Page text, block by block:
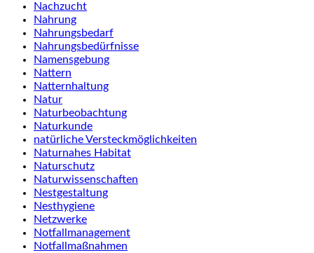
Nachzucht
Nahrung
Nahrungsbedarf
Nahrungsbedürfnisse
Namensgebung
Nattern
Natternhaltung
Natur
Naturbeobachtung
Naturkunde
natürliche Versteckmöglichkeiten
Naturnahes Habitat
Naturschutz
Naturwissenschaften
Nestgestaltung
Nesthygiene
Netzwerke
Notfallmanagement
Notfallmaßnahmen